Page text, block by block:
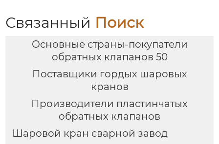
Связанный Поиск
Основные страны-покупатели
обратных клапанов 50
Поставщики гордых шаровых
кранов
Производители пластинчатых
обратных клапанов
Шаровой кран сварной завод